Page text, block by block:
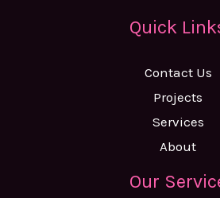
Quick
Contact Us
Projects
Services
About
Our